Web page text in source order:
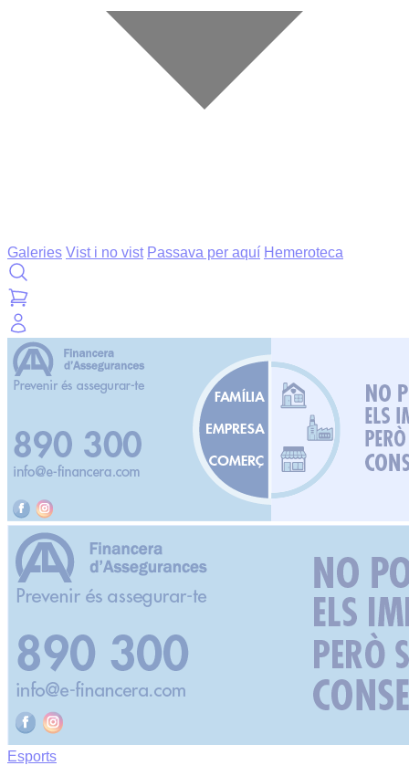
Galeries Vist i no vist Passava per aquí Hemeroteca
Esports